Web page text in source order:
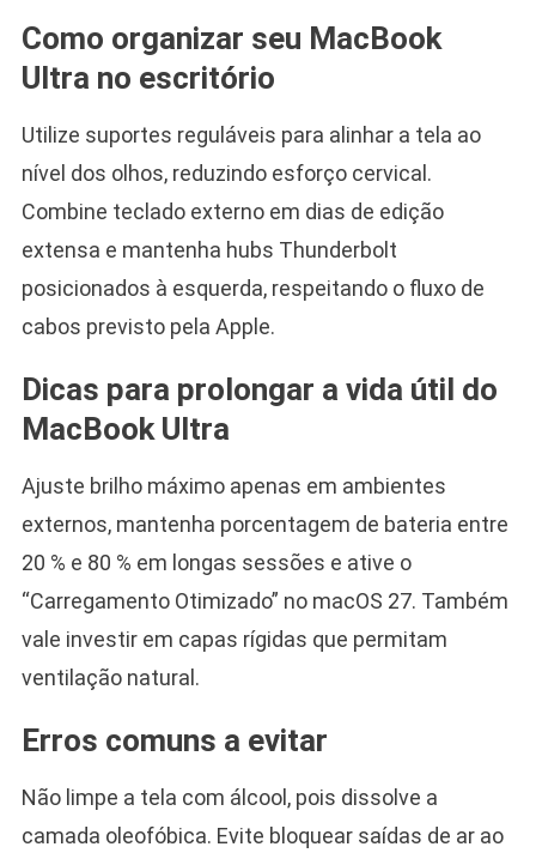
Como organizar seu MacBook
Ultra no escritório
Utilize suportes reguláveis para alinhar a tela ao
nível dos olhos, reduzindo esforço cervical.
Combine teclado externo em dias de edição
extensa e mantenha hubs Thunderbolt
posicionados à esquerda, respeitando o fluxo de
cabos previsto pela Apple.
Dicas para prolongar a vida útil do
MacBook Ultra
Ajuste brilho máximo apenas em ambientes
externos, mantenha porcentagem de bateria entre
20 % e 80 % em longas sessões e ative o
“Carregamento Otimizado” no macOS 27. Também
vale investir em capas rígidas que permitam
ventilação natural.
Erros comuns a evitar
Não limpe a tela com álcool, pois dissolve a
camada oleofóbica. Evite bloquear saídas de ar ao